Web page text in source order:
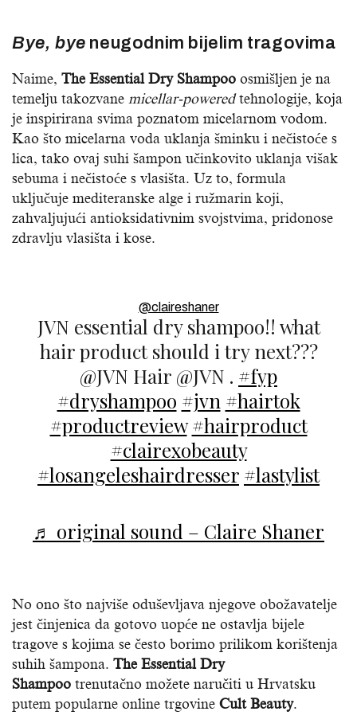
Bye, bye neugodnim bijelim tragovima
Naime, The Essential Dry Shampoo osmišljen je na
temelju takozvane micellar-poweredtehnologije, koja
je inspirirana svima poznatom micelarnom vodom.
Kao što micelarna voda uklanja šminku i nečistoće s
lica, tako ovaj suhi šampon učinkovito uklanja višak
sebuma i nečistoće s vlasišta. Uz to, formula
uključuje mediteranske alge i ružmarin koji,
zahvaljujući antioksidativnim svojstvima, pridonose
zdravlju vlasišta i kose.
@claireshaner
JVN essential dry shampoo!! what
hair product should i try next???
@JVN Hair @JVN . #fyp
#dryshampoo #jvn #hairtok
#productreview #hairproduct
#clairexobeauty
#losangeleshairdresser #lastylist
♬ original sound – Claire Shaner
No ono što najviše oduševljava njegove obožavatelje
jest činjenica da gotovo uopće ne ostavlja bijele
tragove s kojima se često borimo prilikom korištenja
suhih šampona. The Essential Dry
Shampoo trenutačno možete naručiti u Hrvatsku
putem popularne online trgovine Cult Beauty.